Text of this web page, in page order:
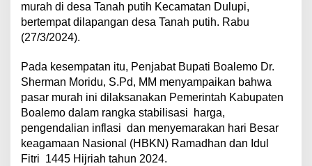
murah di desa Tanah putih Kecamatan Dulupi,
bertempat dilapangan desa Tanah putih. Rabu
(27/3/2024).
Pada kesempatan itu, Penjabat Bupati Boalemo Dr.
Sherman Moridu, S.Pd, MM menyampaikan bahwa
pasar murah ini dilaksanakan Pemerintah Kabupaten
Boalemo dalam rangka stabilisasi
harga,
pengendalian inflasi dan menyemarakan hari Besar
keagamaan Nasional (HBKN) Ramadhan dan Idul
Fitri 1445 Hijriah tahun 2024.